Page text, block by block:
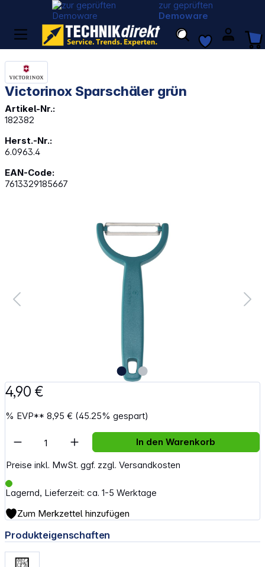
zur geprüften
Demoware
Victorinox Sparschäler grün
Artikel-Nr.:
182382
Herst.-Nr.:
6.0963.4
EAN-Code:
7613329185667
Bildergalerie überspringen
4,90 €
% EVP**8,95 € (45.25% gespart)
Preise inkl. MwSt. ggf. zzgl. Versandkosten
Lagernd, Lieferzeit: ca. 1-5 Werktage
Artikel Anzahl: Gib den gewünschten
In den Warenkorb
Zum Merkzettel hinzufügen
Produkteigenschaften